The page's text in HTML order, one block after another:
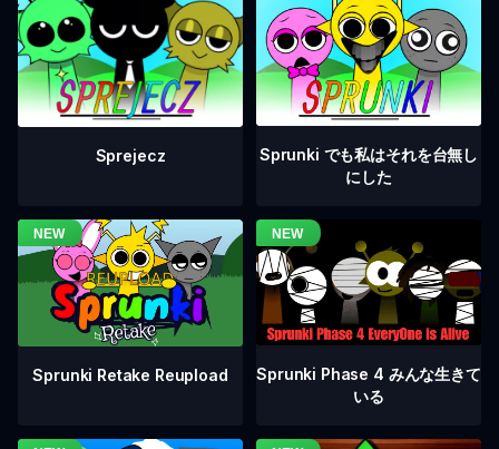
Sprejecz
Sprunki でも私はそれを台無し
にした
Sprunki Retake Reupload
Sprunki Phase 4 みんな生きて
いる